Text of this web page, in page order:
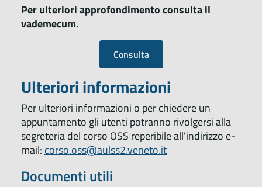
Per ulteriori approfondimento consulta il
vademecum.
Consulta
Ulteriori informazioni
Per ulteriori informazioni o per chiedere un
appuntamento gli utenti potranno rivolgersi alla
segreteria del corso OSS reperibile all'indirizzo e-
mail: corso.oss@aulss2.veneto.it
Documenti utili